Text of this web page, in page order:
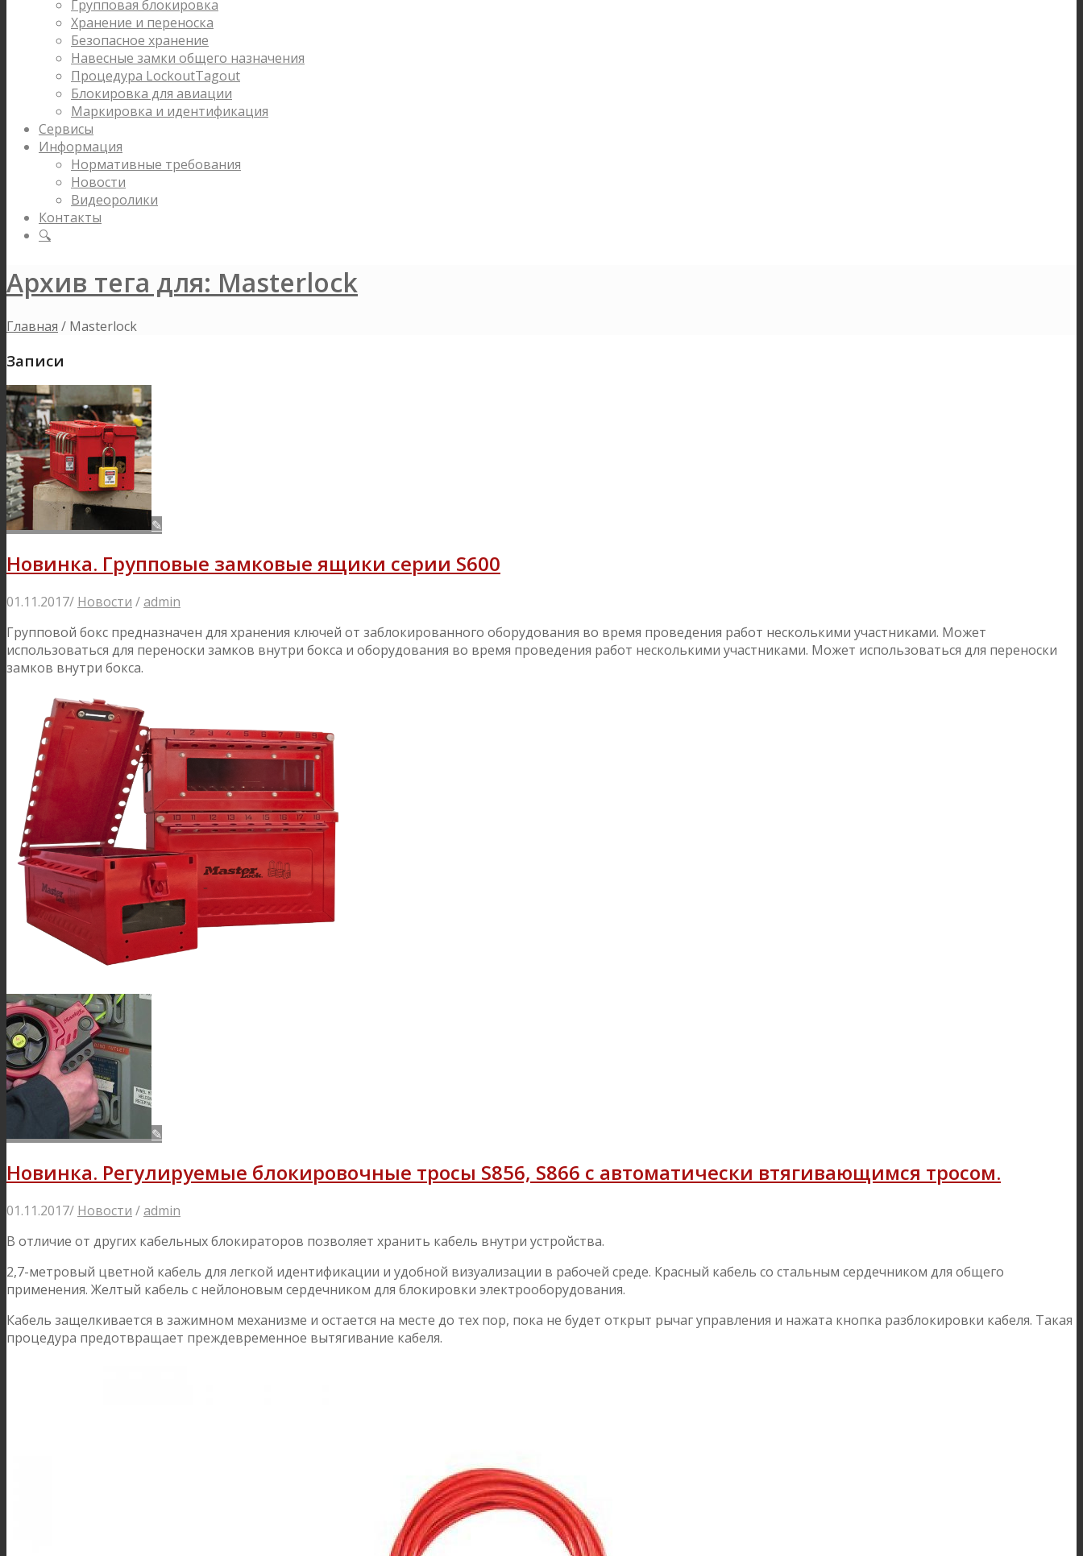
Групповая блокировка
Хранение и переноска
Безопасное хранение
Навесные замки общего назначения
Процедура LockoutTagout
Блокировка для авиации
Маркировка и идентификация
Сервисы
Информация
Нормативные требования
Новости
Видеоролики
Контакты
🔍
Архив тега для: Masterlock
Главная / Masterlock
Записи
✎
Новинка. Групповые замковые ящики серии S600
01.11.2017/ Новости /admin
Групповой бокс предназначен для хранения ключей от заблокированного оборудования во время проведения работ несколькими участниками. Может
использоваться для переноски замков внутри бокса и оборудования во время проведения работ несколькими участниками. Может использоваться для переноски
замков внутри бокса.
✎
Новинка. Регулируемые блокировочные тросы S856, S866 с автоматически втягивающимся тросом.
01.11.2017/ Новости /admin
В отличие от других кабельных блокираторов позволяет хранить кабель внутри устройства.
2,7-метровый цветной кабель для легкой идентификации и удобной визуализации в рабочей среде. Красный кабель со стальным сердечником для общего
применения. Желтый кабель с нейлоновым сердечником для блокировки электрооборудования.
Кабель защелкивается в зажимном механизме и остается на месте до тех пор, пока не будет открыт рычаг управления и нажата кнопка разблокировки кабеля. Такая
процедура предотвращает преждевременное вытягивание кабеля.